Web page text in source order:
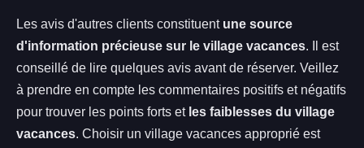
Les avis d'autres clients constituent une source
d'information précieuse sur le village vacances. Il est
conseillé de lire quelques avis avant de réserver. Veillez
à prendre en compte les commentaires positifs et négatifs
pour trouver les points forts et les faiblesses du village
vacances. Choisir un village vacances approprié est